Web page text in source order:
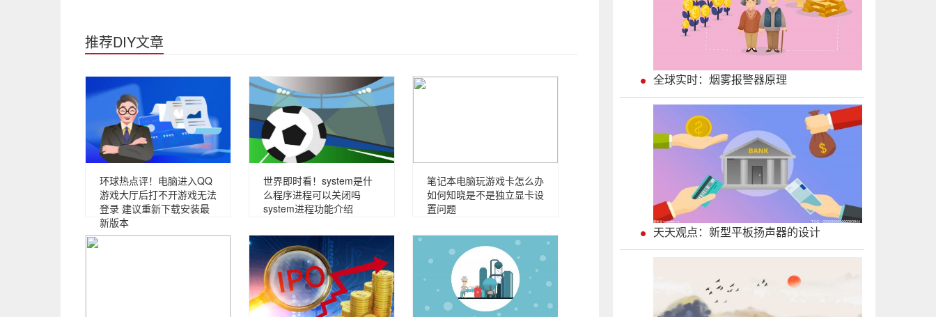
推荐DIY文章
环球热点评！电脑进入QQ
游戏大厅后打不开游戏无法
登录 建议重新下载安装最
新版本
世界即时看！system是什
么程序进程可以关闭吗
system进程功能介绍
笔记本电脑玩游戏卡怎么办
如何知晓是不是独立显卡设
置问题
全球实时：烟雾报警器原理
天天观点：新型平板扬声器的设计